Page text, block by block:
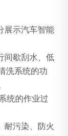
展示汽车智能
间歇刮水、低
洗系统的功
统的作业过
耐污染、防火